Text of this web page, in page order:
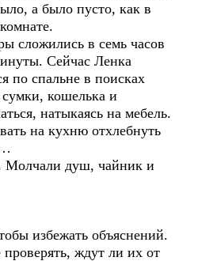
а было пусто, как в
сложились в семь часов
Сейчас Ленка
по спальне в поисках
кошелька и
натыкаясь на мебель.
на кухню отхлебнуть
Молчали душ, чайник и
избежать объяснений.
ждут ли их от